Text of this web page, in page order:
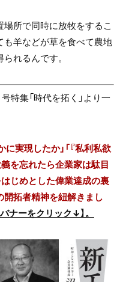
所で同時に放牧をするこ
も羊などが草を食べて農地
れるんです。
特集「時代を拓く」より一
実現したか」「『私利私欲
義を忘れたら企業家は駄目
じめとした偉業達成の裏
拓者精神を紐解きまし
ナーをクリック↓】。